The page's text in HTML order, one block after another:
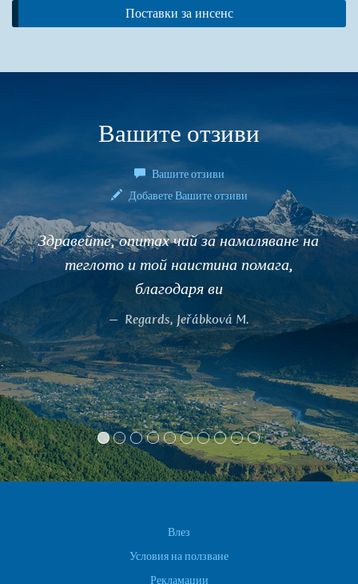
Поставки за инсенс
Вашите отзиви
Вашите отзиви
Добавете Вашите отзиви
Здравейте, опитах чай за намаляване на
теглото и той наистина помага,
благодаря ви
Regards, Jeřábková M.
Влез
Условия на ползване
Рекламации